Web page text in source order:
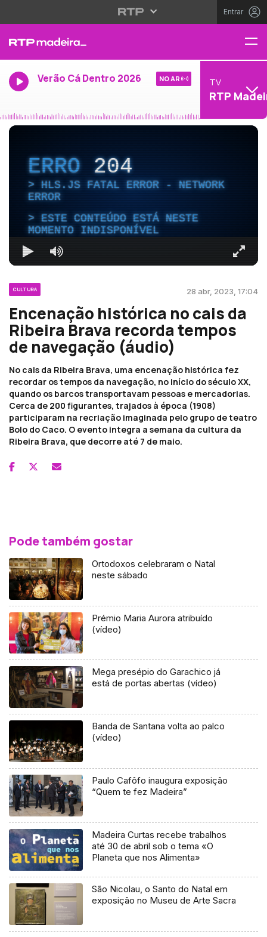
Entrar
Verão Cá Dentro 2026 NO AR TV
RTP
ERRO204
HLS.JS FATAL ERROR - NETWORK
ERROR
ESTE CONTEÚDO ESTÁ NESTE
MOMENTO INDISPONÍVEL
CULTURA 28 abr, 2023, 17:04
Encenação histórica no cais da
Ribeira Brava recorda tempos
de navegação (áudio)
No cais da Ribeira Brava, uma encenação histórica fez
recordar os tempos da navegação, no início do século XX,
quando os barcos transportavam pessoas e mercadorias.
Cerca de 200 figurantes, trajados à época (1908)
participaram na recriação imaginada pelo grupo de teatro
Bolo do Caco. O evento integra a semana da cultura da
Ribeira Brava, que decorre até 7 de maio.
Pode também gostar
Ortodoxos celebraram o Natal
neste sábado
Prémio Maria Aurora atribuído
(vídeo)
Mega presépio do Garachico já
está de portas abertas (vídeo)
Banda de Santana volta ao palco
(vídeo)
Paulo Cafôfo inaugura exposição
“Quem te fez Madeira”
Madeira Curtas recebe trabalhos
até 30 de abril sob o tema «O
Planeta que nos Alimenta»
São Nicolau, o Santo do Natal em
exposição no Museu de Arte Sacra